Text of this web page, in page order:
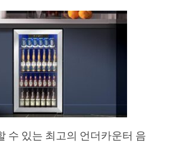
수 있는 최고의 언더카운터 음